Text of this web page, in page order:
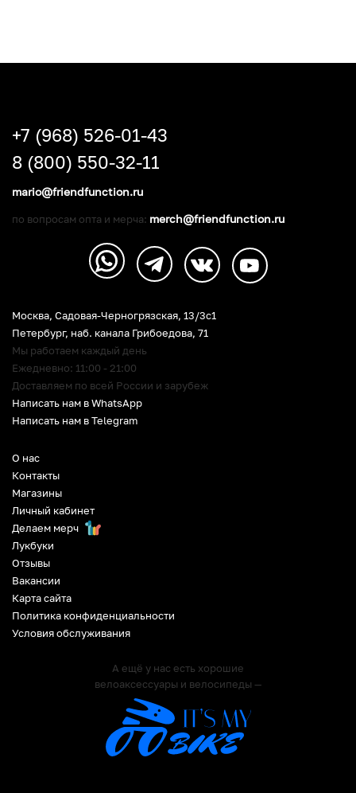
О нас
Контакты
Магазины
Личный кабинет
Делаем мерч
Лукбуки
Отзывы
Вакансии
Карта сайта
Политика конфиденциальности
Условия обслуживания
А ещё у нас есть хорошие
велоаксессуары и велосипеды —
Москва, Садовая-Черногрязская, 13/3c1
Петербург, наб. канала Грибоедова, 71
Мы работаем каждый день
Ежедневно: 11:00 - 21:00
Доставляем по всей России и зарубеж
Написать нам в WhatsApp
Написать нам в Telegram
+7 (968) 526-01-43
8 (800) 550-32-11
mario@friendfunction.ru
по вопросам опта и мерча: merch@friendfunction.ru